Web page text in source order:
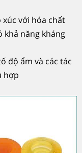
với hóa chất
khả năng kháng
độ ẩm và các tác
hợp